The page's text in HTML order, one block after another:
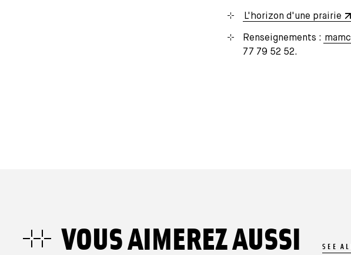
L'horizon d'une prairie
Renseignements :
77 79 52 52.
VOUS AIMEREZ AUSSI SEE